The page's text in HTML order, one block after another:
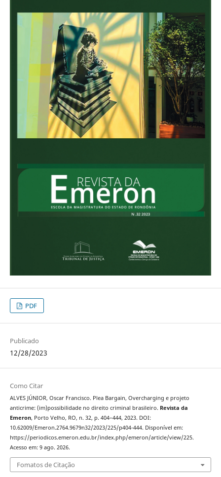
PDF
Publicado
12/28/2023
Como Citar
ALVES JÚNIOR, Oscar Francisco. Plea Bargain, Overcharging e projeto
anticrime: (im)possibilidade no direito criminal brasileiro. Revista da
Emeron, Porto Velho, RO, n. 32, p. 404–444, 2023. DOI:
10.62009/Emeron.2764.9679n32/2023/225/p404-444. Disponível em:
https://periodicos.emeron.edu.br/index.php/emeron/article/view/225.
Acesso em: 9 ago. 2026.
Fomatos de Citação